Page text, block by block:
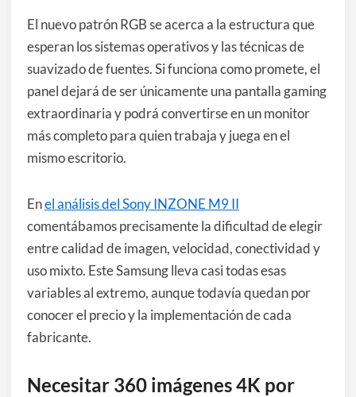
El nuevo patrón RGB se acerca a la estructura que
esperan los sistemas operativos y las técnicas de
suavizado de fuentes. Si funciona como promete, el
panel dejará de ser únicamente una pantalla gaming
extraordinaria y podrá convertirse en un monitor
más completo para quien trabaja y juega en el
mismo escritorio.
Enel análisis del Sony INZONE M9 II
comentábamos precisamente la dificultad de elegir
entre calidad de imagen, velocidad, conectividad y
uso mixto. Este Samsung lleva casi todas esas
variables al extremo, aunque todavía quedan por
conocer el precio y la implementación de cada
fabricante.
Necesitar 360 imágenes 4K por